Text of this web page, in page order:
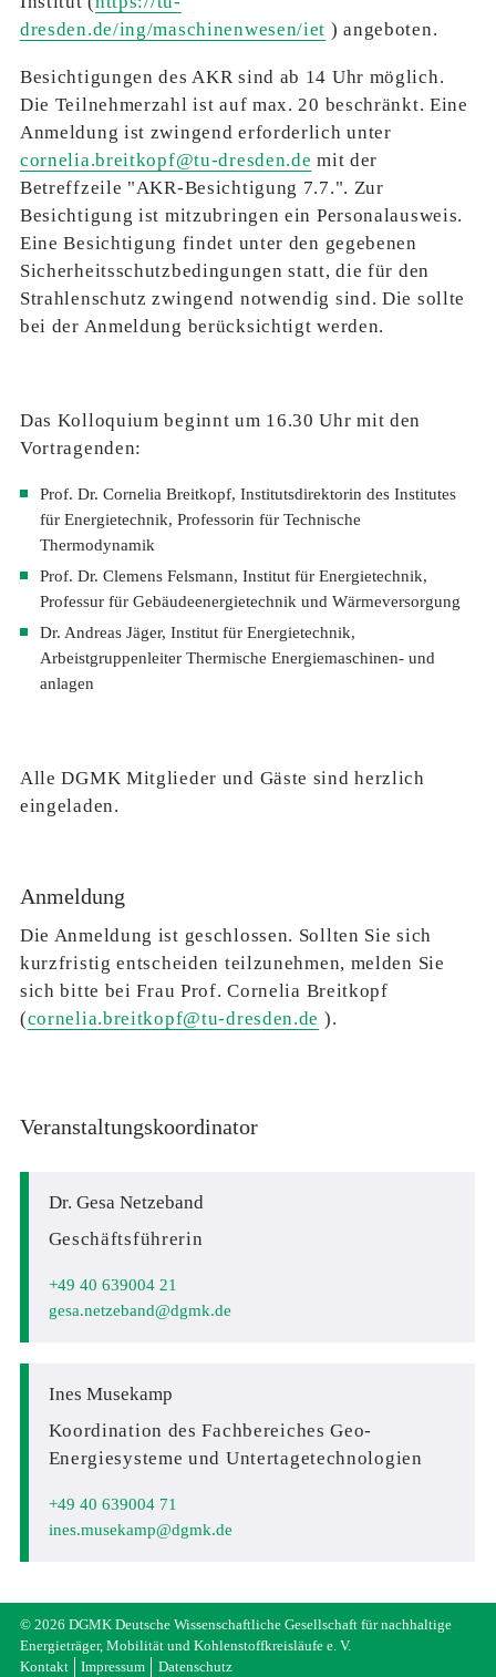
dresden.de/ing/maschinenwesen/iet ) angeboten.
Besichtigungen des AKRsind ab 14 Uhr möglich.
Die Teilnehmerzahl ist auf max. 20 beschränkt. Eine
Anmeldung ist zwingend erforderlich unter
cornelia.breitkopf@tu-dresden.de mit der
Betreffzeile "AKR-Besichtigung 7.7.". Zur
Besichtigung ist mitzubringen ein Personalausweis.
Eine Besichtigung findet unter den gegebenen
Sicherheitsschutzbedingungen statt, die für den
Strahlenschutz zwingend notwendig sind. Die sollte
bei der Anmeldung berücksichtigt werden.
Das Kolloquium beginnt um 16.30 Uhr mit den
Vortragenden:
Prof. Dr. Cornelia Breitkopf, Institutsdirektorin des Institutes
für Energietechnik, Professorin für Technische
Thermodynamik
Prof. Dr. Clemens Felsmann, Institut für Energietechnik,
Professur für Gebäudeenergietechnik und Wärmeversorgung
Dr. Andreas Jäger, Institut für Energietechnik,
Arbeistgruppenleiter Thermische Energiemaschinen- und
anlagen
Alle DGMK Mitglieder und Gäste sind herzlich
eingeladen.
Anmeldung
Die Anmeldung ist geschlossen. Sollten Sie sich
kurzfristig entscheiden teilzunehmen, melden Sie
sich bitte bei Frau Prof. Cornelia Breitkopf
(cornelia.breitkopf@tu-dresden.de ).
Veranstaltungskoordinator
Dr. Gesa Netzeband
Geschäftsführerin
+49 40 639004 21
gesa.netzeband
dgmk.de
Ines Musekamp
Koordination des Fachbereiches Geo-
Energiesysteme und Untertagetechnologien
+49 40 639004 71
ines.musekamp
dgmk.de
© 2026 DGMK Deutsche Wissenschaftliche Gesellschaft für nachhaltige
Energieträger, Mobilität und Kohlenstoffkreisläufe e. V.
Kontakt
Impressum Datenschutz